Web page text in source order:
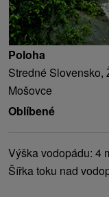
Poloha
Stredné Slovensko,
Mošovce
Oblíbené
Výška vodopádu: 4
Šířka toku nad